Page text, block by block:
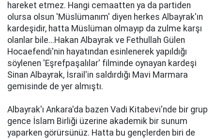
hareket etmez. Hangi cemaatten ya da partiden
olursa olsun 'Müslümanım' diyen herkes Albayrak'ın
kardeşidir, hatta Müslüman olmayıp da zulme karşı
olanlar bile...Hakan Albayrak ve Fethullah Gülen
Hocaefendi'nin hayatından esinlenerek yapıldığı
söylenen 'Eşrefpaşalılar' filminde oynayan kardeşi
Sinan Albayrak, İsrail'in saldırdığı Mavi Marmara
gemisinde de yer almıştı.
Albayrak'ı Ankara'da bazen Vadi Kitabevi'nde bir grup
gence İslam Birliği üzerine akademik bir sunum
yaparken görürsünüz. Hatta bu gençlerden biri de